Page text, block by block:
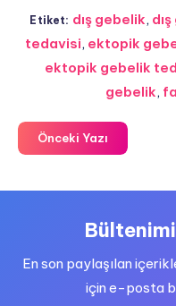
Etiket: dış gebelik,
tedavisi, ektopik
ektopik gebelik
gebelik,
Önceki Yazı
En son paylaşılan
için e-posta